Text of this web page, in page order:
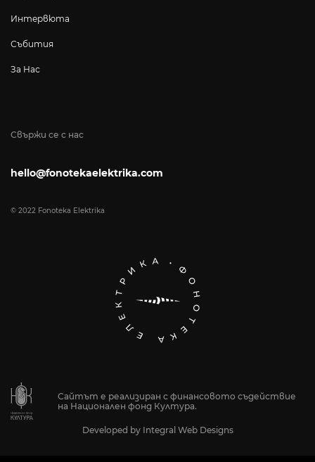
Свържи се с нас
hello@fonotekaelektrika.com
© 2022 Fonoteka Elektrika
Интервюта
Събития
За Нас
Сайтът е реализиран с финансовото съдействие
на Национален фонд Култура.
Developed by Integral Web Designs